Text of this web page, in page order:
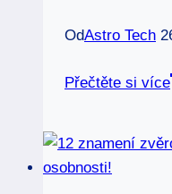
OdAstro Tech
Přečtěte si více